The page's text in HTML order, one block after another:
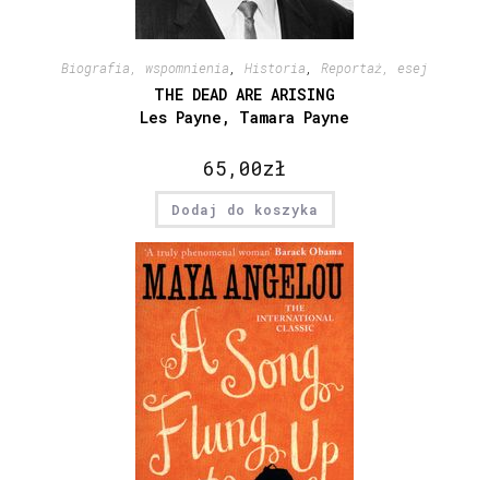
Biografia, wspomnienia Historia Reportaż, esej
THE DEAD ARE ARISING
Les Payne, Tamara Payne
65,00zł
Dodaj do koszyka